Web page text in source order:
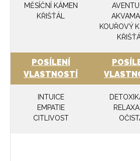
MĚSÍČNÍ KÁMEN
KŘIŠŤÁL
KOUŘOVÝ
POSÍLENÍ
VLASTNOSTÍ
INTUICE
EMPATIE
CITLIVOST